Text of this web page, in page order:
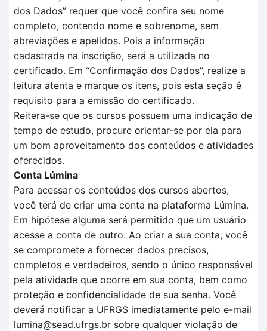
dos Dados” requer que você confira seu nome
completo, contendo nome e sobrenome, sem
abreviações e apelidos. Pois a informação
cadastrada na inscrição, será a utilizada no
certificado. Em “Confirmação dos Dados”, realize a
leitura atenta e marque os itens, pois esta seção é
requisito para a emissão do certificado.
Reitera-se que os cursos possuem uma indicação de
tempo de estudo, procure orientar-se por ela para
um bom aproveitamento dos conteúdos e atividades
oferecidos.
Conta Lúmina
Para acessar os conteúdos dos cursos abertos,
você terá de criar uma conta na plataforma Lúmina.
Em hipótese alguma será permitido que um usuário
acesse a conta de outro. Ao criar a sua conta, você
se compromete a fornecer dados precisos,
completos e verdadeiros, sendo o único responsável
pela atividade que ocorre em sua conta, bem como
proteção e confidencialidade de sua senha. Você
deverá notificar a UFRGS imediatamente pelo e-mail
lumina@sead.ufrgs.br sobre qualquer violação de